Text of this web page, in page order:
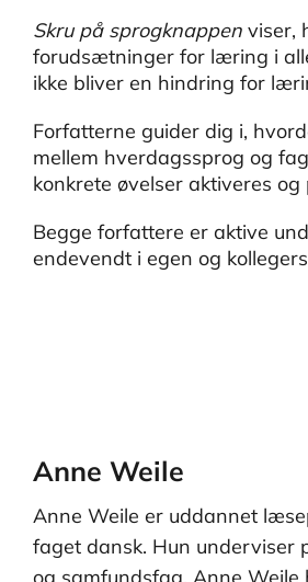
Skru på sprogknappen viser,
forudsætninger for læring i
ikke bliver en hindring for
Forfatterne guider dig i,
mellem hverdagssprog og
konkrete øvelser aktiveres
Begge forfattere er aktive
endevendt i egen og
Anne Weile
Anne Weile er uddannet
faget dansk. Hun underviser